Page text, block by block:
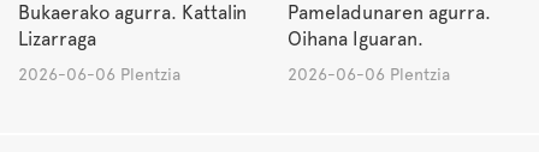
Bukaerako agurra. Kattalin
Lizarraga
2026-06-06 Plentzia
Pameladunaren agurra.
Oihana Iguaran.
2026-06-06 Plentzia